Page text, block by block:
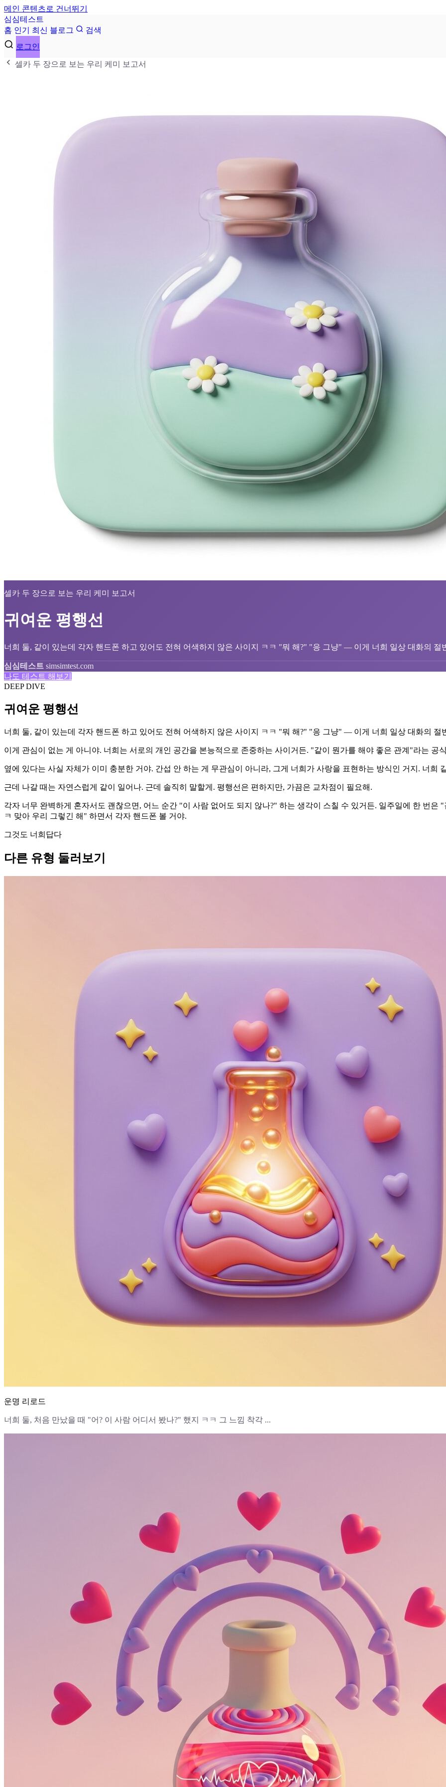
메인 콘텐츠로 건너뛰기
심심테 스 트
홈 인기 최신 블로그
검색
로그인
셀카 두 장으로 보는 우리 케미 보고서
셀카 두 장으로 보는 우리 케미 보고서
귀여운 평행선
너희 둘, 같이 있는데 각자 핸드폰 하고 있어도 전혀 어색하지 않은 사이지 ㅋㅋ "뭐 해?" "응 그냥" — 이게 너희 일상 대화의 절
심심테스트 simsimtest.com
나도 테스트 해보기
DEEP DIVE
귀여운 평행선
너희 둘, 같이 있는데 각자 핸드폰 하고 있어도 전혀 어색하지 않은 사이지 ㅋㅋ "뭐 해?" "응 그냥" — 이게 너희 일상 대화의 절
이게 관심이 없는 게 아니야. 너희는 서로의 개인 공간을 본능적으로 존중하는 사이거든. "같이 뭔가를 해야 좋은 관계"라는 공
옆에 있다는 사실 자체가 이미 충분한 거야. 간섭 안 하는 게 무관심이 아니라, 그게 너희가 사랑을 표현하는 방식인 거지. 너희
근데 나갈 때는 자연스럽게 같이 일어나. 근데 솔직히 말할게. 평행선은 편하지만, 가끔은 교차점이 필요해.
각자 너무 완벽하게 혼자서도 괜찮으면, 어느 순간 "이 사람 없어도 되지 않나?" 하는 생각이 스칠 수 있거든. 일주일에 한 번
ㅋ 맞아 우리 그렇긴 해" 하면서 각자 핸드폰 볼 거야.
그것도 너희답다
다른 유형 둘러보기
운명 리로드
너희 둘, 처음 만났을 때 "어? 이 사람 어디서 봤나?" 했지 ㅋㅋ 그 느낌 착각 ...